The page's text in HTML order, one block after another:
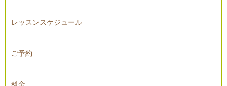
レッスンスケジュール
ご予約
料金